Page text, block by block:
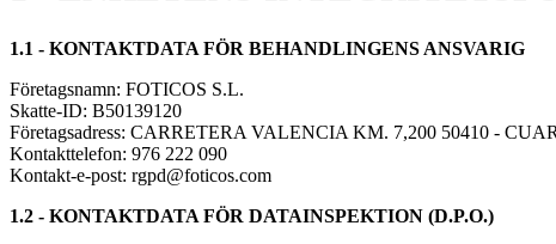
1.1 - KONTAKTDATA FÖR BEHANDLINGENS ANSVARIG
Företagsnamn: FOTICOS S.L.
Skatte-ID: B50139120
Företagsadress: CARRETERA VALENCIA KM. 7,200 50410 -
Kontakttelefon: 976 222 090
Kontakt-e-post: rgpd@foticos.com
1.2 - KONTAKTDATA FÖR DATAINSPEKTION (D.P.O.)